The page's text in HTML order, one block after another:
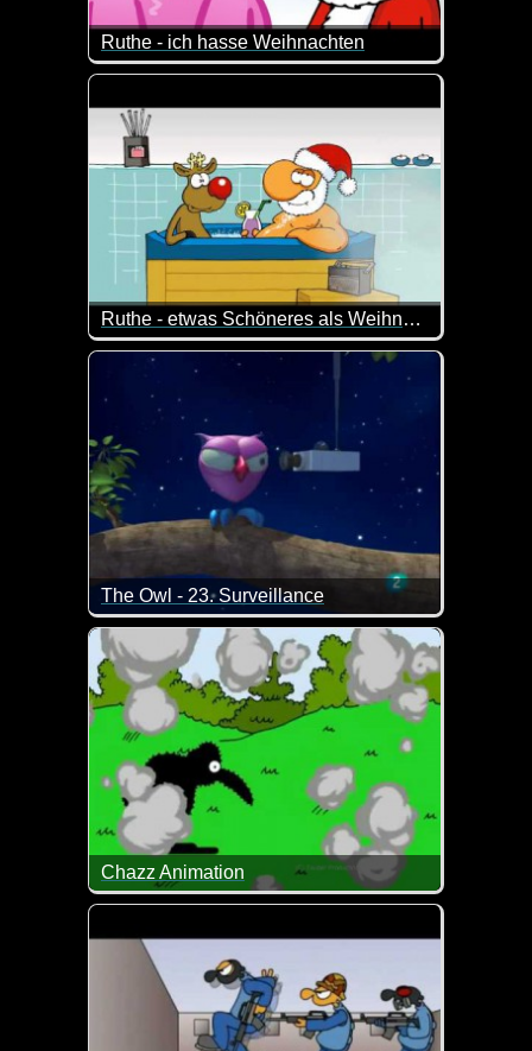
Ruthe - ich hasse Weihnachten
Ruthe - etwas Schöneres als Weihnachtsmann zu sein?
Nein, etwas Schöneres kann es doch nicht geben...
The Owl - 23. Surveillance
Selbst die Eule wird auf ihrem Baum ausgespäht
Chazz Animation
Netter Kurzfilm über einen Vogel, der es nicht